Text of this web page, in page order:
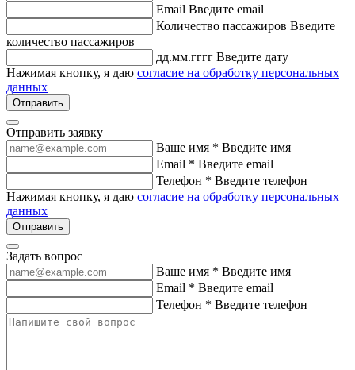
Email Введите email
Количество пассажиров Введите
количество пассажиров
дд.мм.гггг Введите дату
Нажимая кнопку, я даю согласие на обработку персональных
данных
Отправить
Отправить заявку
Ваше имя * Введите имя
Email * Введите email
Телефон * Введите телефон
Нажимая кнопку, я даю согласие на обработку персональных
данных
Отправить
Задать вопрос
Ваше имя * Введите имя
Email * Введите email
Телефон * Введите телефон